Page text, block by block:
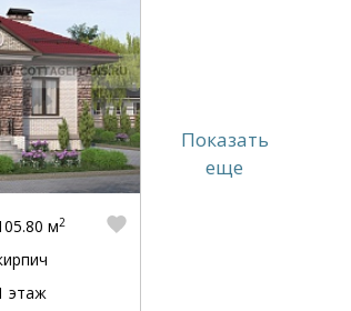
м2
этаж
Показать
еще